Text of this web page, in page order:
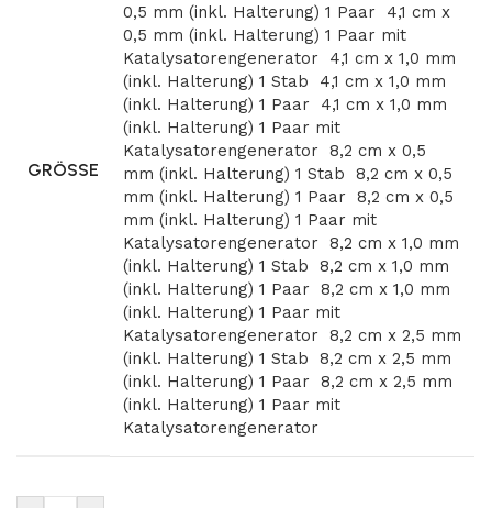
GRÖSSE
0,5 mm (inkl. Halterung) 1 Paar
4,1 cm x
0,5 mm (inkl. Halterung) 1 Paar mit
Katalysatorengenerator
4,1 cm x 1,0 mm
(inkl. Halterung) 1 Stab
4,1 cm x 1,0 mm
(inkl. Halterung) 1 Paar
4,1 cm x 1,0 mm
(inkl. Halterung) 1 Paar mit
Katalysatorengenerator
8,2 cm x 0,5
mm (inkl. Halterung) 1 Stab
8,2 cm x 0,5
mm (inkl. Halterung) 1 Paar
8,2 cm x 0,5
mm (inkl. Halterung) 1 Paar mit
Katalysatorengenerator
8,2 cm x 1,0 mm
(inkl. Halterung) 1 Stab
8,2 cm x 1,0 mm
(inkl. Halterung) 1 Paar
8,2 cm x 1,0 mm
(inkl. Halterung) 1 Paar mit
Katalysatorengenerator
8,2 cm x 2,5 mm
(inkl. Halterung) 1 Stab
8,2 cm x 2,5 mm
(inkl. Halterung) 1 Paar
8,2 cm x 2,5 mm
(inkl. Halterung) 1 Paar mit
Katalysatorengenerator